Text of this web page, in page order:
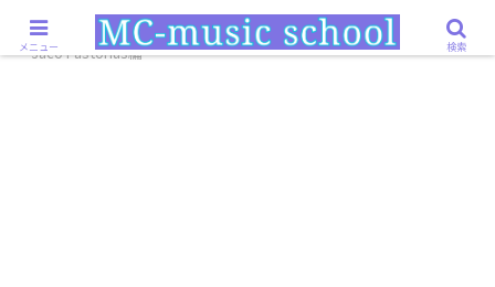
ホーム ミュージシャン・機材
魅惑のベーシスト
~Jaco Pastorius編~
メニュー 検索